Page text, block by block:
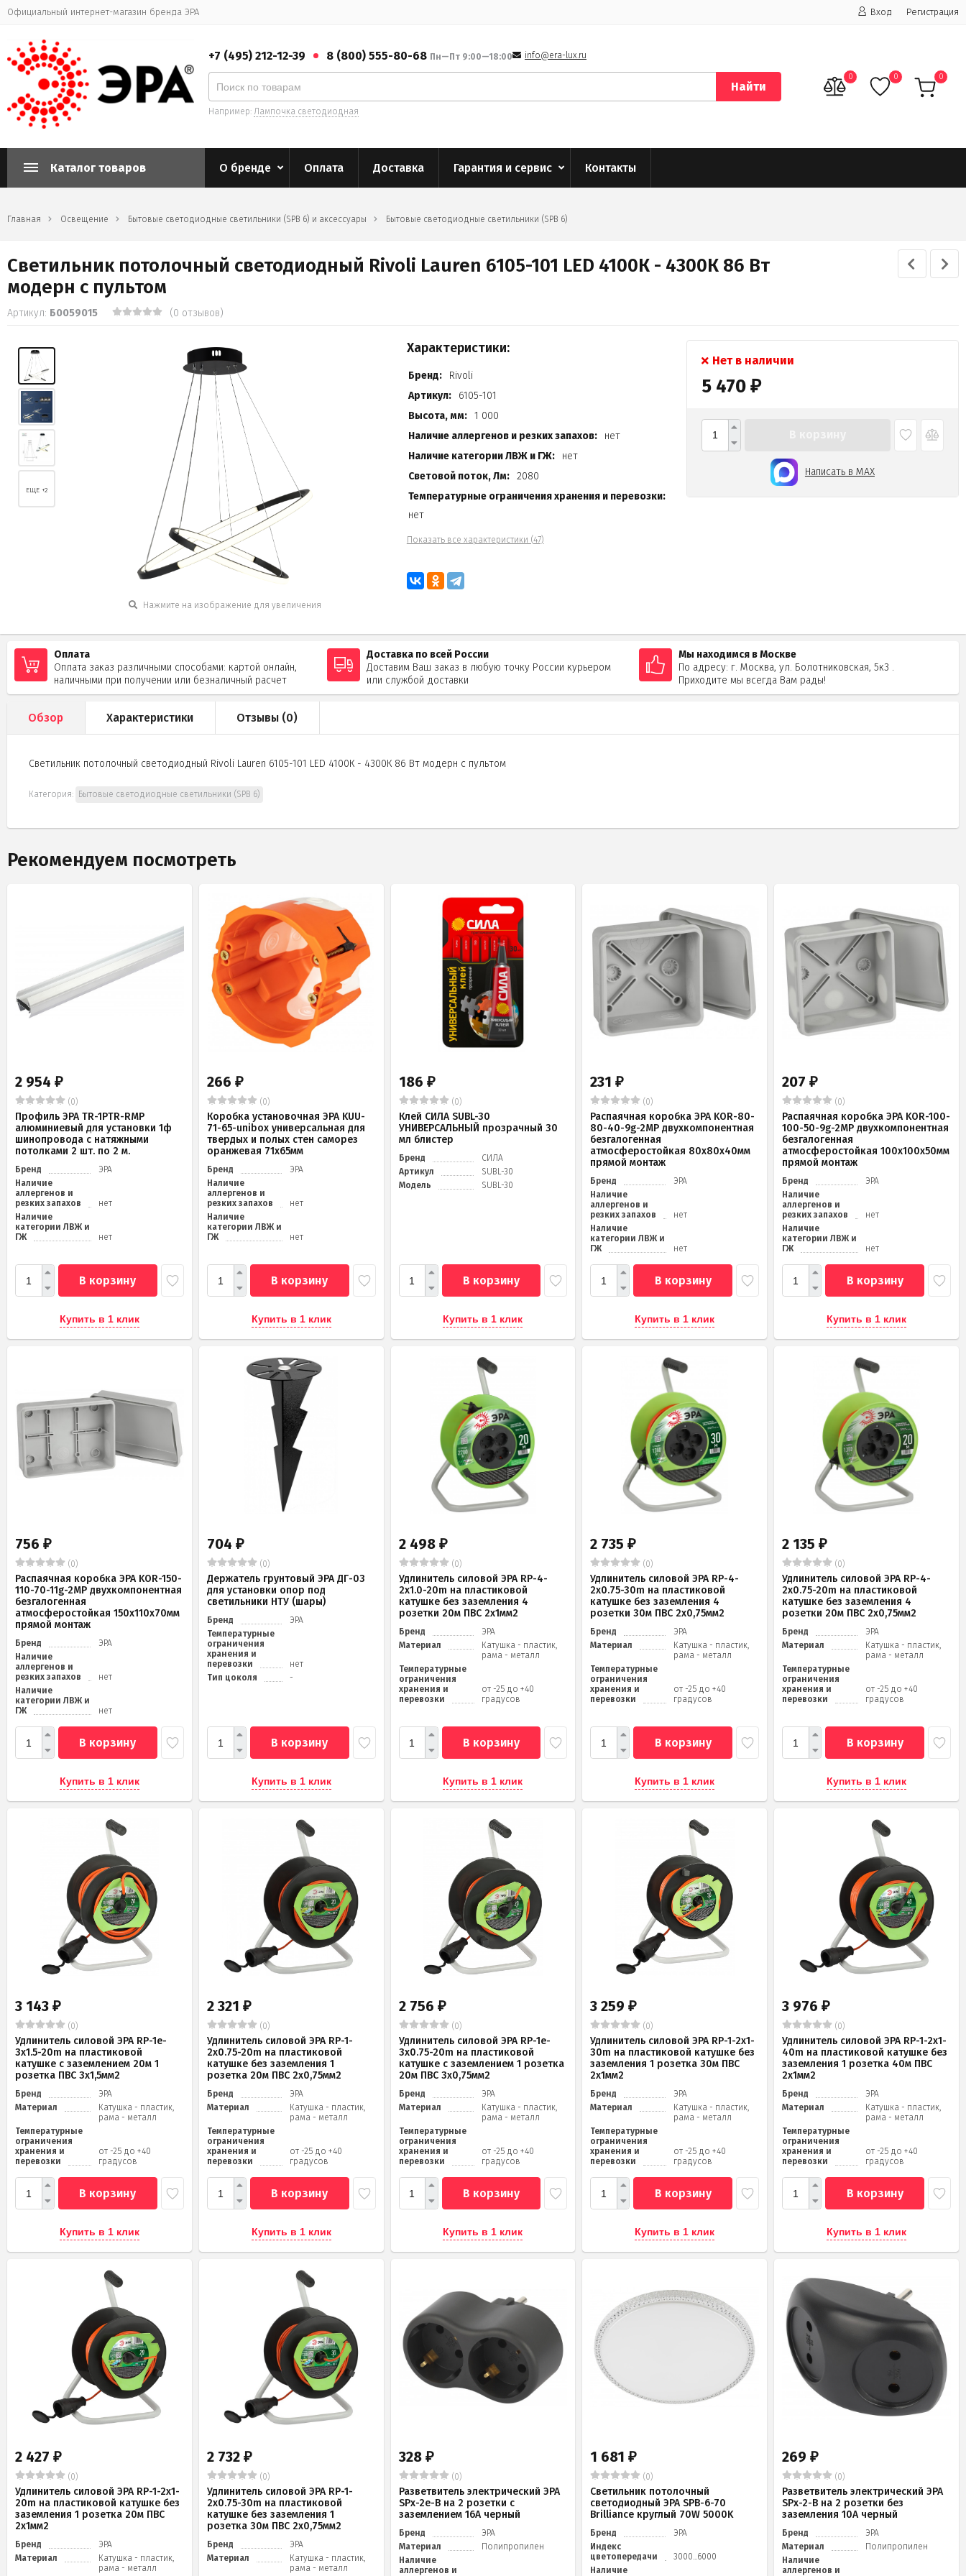
Официальный интернет-магазин бренда ЭРА Вход Регистрация
+7 (495) 212-12-39 8 (800) 555-80-68 Пн—Пт 9:00—18:00 info@era-lux.ru
Найти
Например: Лампочка светодиодная
0 0 0
Каталог товаров О бренде Оплата Доставка Гарантия и сервис Контакты
Главная Освещение Бытовые светодиодные светильники (SPB 6) и аксессуары Бытовые светодиодные светильники (SPB 6)
Светильник потолочный светодиодный Rivoli Lauren 6105-101 LED 4100К - 4300К 86 Вт
модерн с пультом
Артикул: Б0059015 (0 отзывов)
Нажмите на изображение для увеличения
ЕЩЕ +2
Характеристики:
Бренд:
Rivoli
Артикул:
6105-101
Высота, мм: 1 000
Наличие аллергенов и резких запахов:
нет
Наличие категории ЛВЖ и ГЖ:
нет
Световой поток, Лм: 2080
Температурные ограничения хранения и перевозки:
нет
Показать все характеристики (47)
Нет в наличии
5 470 ₽
Написать в MAX
Оплата
Оплата заказ различными способами: картой онлайн,
наличными при получении или безналичный расчет
Доставка по всей России
Доставим Ваш заказ в любую точку России курьером
или службой доставки
Мы находимся в Москве
По адресу: г. Москва, ул. Болотниковская, 5к3 .
Приходите мы всегда Вам рады!
Обзор Характеристики Отзывы (0)
Светильник потолочный светодиодный Rivoli Lauren 6105-101 LED 4100К - 4300К 86 Вт модерн с пультом
Категория: Бытовые светодиодные светильники (SPB 6)
Рекомендуем посмотреть
2 954 ₽
(0)
Профиль ЭРА TR-1PTR-RMP
алюминиевый для установки 1ф
шинопровода с натяжными
потолками 2 шт. по 2 м.
Бренд
ЭРА
Наличие
аллергенов и
резких запахов
нет
Наличие
категории ЛВЖ и
ГЖ
нет
В корзину
Купить в 1 клик
266 ₽
(0)
Коробка установочная ЭРА KUU-
71-65-unibox универсальная для
твердых и полых стен саморез
оранжевая 71х65мм
Бренд
ЭРА
Наличие
аллергенов и
резких запахов
нет
Наличие
категории ЛВЖ и
ГЖ
нет
В корзину
Купить в 1 клик
186 ₽
(0)
Клей СИЛА SUBL-30
УНИВЕРСАЛЬНЫЙ прозрачный 30
мл блистер
Бренд
СИЛА
Артикул
SUBL-30
Модель
SUBL-30
В корзину
Купить в 1 клик
231₽
(0)
Распаячная коробка ЭРА KOR-80-
80-40-9g-2MP двухкомпонентная
безгалогенная
атмосферостойкая 80х80х40мм
прямой монтаж
Бренд
ЭРА
Наличие
аллергенов и
резких запахов
нет
Наличие
категории ЛВЖ и
ГЖ
нет
В корзину
Купить в 1 клик
207₽
(0)
Распаячная коробка ЭРА KOR-100-
100-50-9g-2MP двухкомпонентная
безгалогенная
атмосферостойкая 100х100х50мм
прямой монтаж
Бренд
ЭРА
Наличие
аллергенов и
резких запахов
нет
Наличие
категории ЛВЖ и
ГЖ
нет
В корзину
Купить в 1 клик
756 ₽
(0)
Распаячная коробка ЭРА KOR-150-
110-70-11g-2MP двухкомпонентная
безгалогенная
атмосферостойкая 150х110х70мм
прямой монтаж
Бренд
ЭРА
Наличие
аллергенов и
резких запахов
нет
Наличие
категории ЛВЖ и
ГЖ
нет
В корзину
Купить в 1 клик
704 ₽
(0)
Держатель грунтовый ЭРА ДГ-03
для установки опор под
светильники НТУ (шары)
Бренд
ЭРА
Температурные
ограничения
хранения и
перевозки
нет
Тип цоколя
-
В корзину
Купить в 1 клик
2 498 ₽
(0)
Удлинитель силовой ЭРА RP-4-
2x1.0-20m на пластиковой
катушке без заземления 4
розетки 20м ПВС 2х1мм2
Бренд
ЭРА
Материал
Катушка - пластик,
рама - металл
Температурные
ограничения
хранения и
перевозки
от -25 до +40
градусов
В корзину
Купить в 1 клик
2 735₽
(0)
Удлинитель силовой ЭРА RP-4-
2x0.75-30m на пластиковой
катушке без заземления 4
розетки 30м ПВС 2х0,75мм2
Бренд
ЭРА
Материал
Катушка - пластик,
рама - металл
Температурные
ограничения
хранения и
перевозки
от -25 до +40
градусов
В корзину
Купить в 1 клик
2 135₽
(0)
Удлинитель силовой ЭРА RP-4-
2x0.75-20m на пластиковой
катушке без заземления 4
розетки 20м ПВС 2х0,75мм2
Бренд
ЭРА
Материал
Катушка - пластик,
рама - металл
Температурные
ограничения
хранения и
перевозки
от -25 до +40
градусов
В корзину
Купить в 1 клик
3 143 ₽
(0)
Удлинитель силовой ЭРА RP-1e-
3x1.5-20m на пластиковой
катушке c заземлением 20м 1
розетка ПВС 3х1,5мм2
Бренд
ЭРА
Материал
Катушка - пластик,
рама - металл
Температурные
ограничения
хранения и
перевозки
от -25 до +40
градусов
В корзину
Купить в 1 клик
2 321 ₽
(0)
Удлинитель силовой ЭРА RP-1-
2x0.75-20m на пластиковой
катушке без заземления 1
розетка 20м ПВС 2х0,75мм2
Бренд
ЭРА
Материал
Катушка - пластик,
рама - металл
Температурные
ограничения
хранения и
перевозки
от -25 до +40
градусов
В корзину
Купить в 1 клик
2 756 ₽
(0)
Удлинитель силовой ЭРА RP-1e-
3х0.75-20m на пластиковой
катушке c заземлением 1 розетка
20м ПВС 3х0,75мм2
Бренд
ЭРА
Материал
Катушка - пластик,
рама - металл
Температурные
ограничения
хранения и
перевозки
от -25 до +40
градусов
В корзину
Купить в 1 клик
3 259₽
(0)
Удлинитель силовой ЭРА RP-1-2x1-
30m на пластиковой катушке без
заземления 1 розетка 30м ПВС
2x1мм2
Бренд
ЭРА
Материал
Катушка - пластик,
рама - металл
Температурные
ограничения
хранения и
перевозки
от -25 до +40
градусов
В корзину
Купить в 1 клик
3 976₽
(0)
Удлинитель силовой ЭРА RP-1-2x1-
40m на пластиковой катушке без
заземления 1 розетка 40м ПВС
2x1мм2
Бренд
ЭРА
Материал
Катушка - пластик,
рама - металл
Температурные
ограничения
хранения и
перевозки
от -25 до +40
градусов
В корзину
Купить в 1 клик
2 427 ₽
(0)
Удлинитель силовой ЭРА RP-1-2x1-
20m на пластиковой катушке без
заземления 1 розетка 20м ПВС
2х1мм2
Бренд
ЭРА
Материал
Катушка - пластик,
рама - металл
2 732 ₽
(0)
Удлинитель силовой ЭРА RP-1-
2x0.75-30m на пластиковой
катушке без заземления 1
розетка 30м ПВС 2х0,75мм2
Бренд
ЭРА
Материал
Катушка - пластик,
рама - металл
328 ₽
(0)
Разветвитель электрический ЭРА
SPx-2e-B на 2 розетки с
заземлением 16А черный
Бренд
ЭРА
Материал
Полипропилен
Наличие
аллергенов и
1 681₽
(0)
Светильник потолочный
светодиодный ЭРА SPB-6-70
Brilliance круглый 70W 5000K
Бренд
ЭРА
Индекс
цветопередачи
3000...6000
Наличие
269₽
(0)
Разветвитель электрический ЭРА
SPx-2-B на 2 розетки без
заземления 10А черный
Бренд
ЭРА
Материал
Полипропилен
Наличие
аллергенов и